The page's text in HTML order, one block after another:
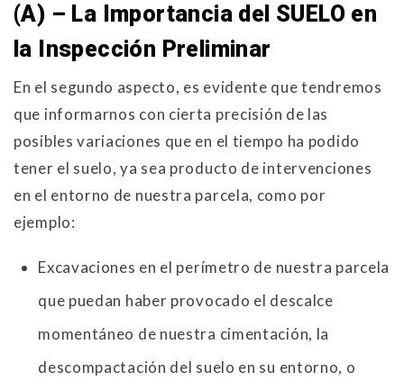
(A) – La Importancia del SUELO en
la Inspección Preliminar
En el segundo aspecto, es evidente que tendremos
que informarnos con cierta precisión de las
posibles variaciones que en el tiempo ha podido
tener el suelo, ya sea producto de intervenciones
en el entorno de nuestra parcela, como por
ejemplo:
Excavaciones en el perímetro de nuestra parcela
que puedan haber provocado el descalce
momentáneo de nuestra cimentación, la
descompactación del suelo en su entorno, o